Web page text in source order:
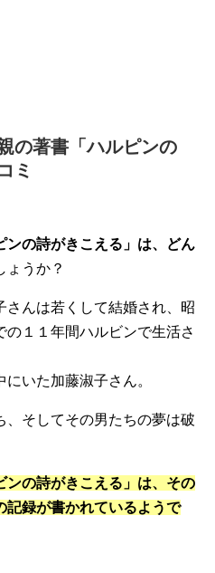
の著書「ハルピンの
ミ
ンの詩がきこえる」は、どん
ょうか？
さんは若くして結婚され、昭
１１年間ハルビンで生活さ
いた加藤淑子さん。
そしてその男たちの夢は破
ンの詩がきこえる」は、その
記録が書かれているようで